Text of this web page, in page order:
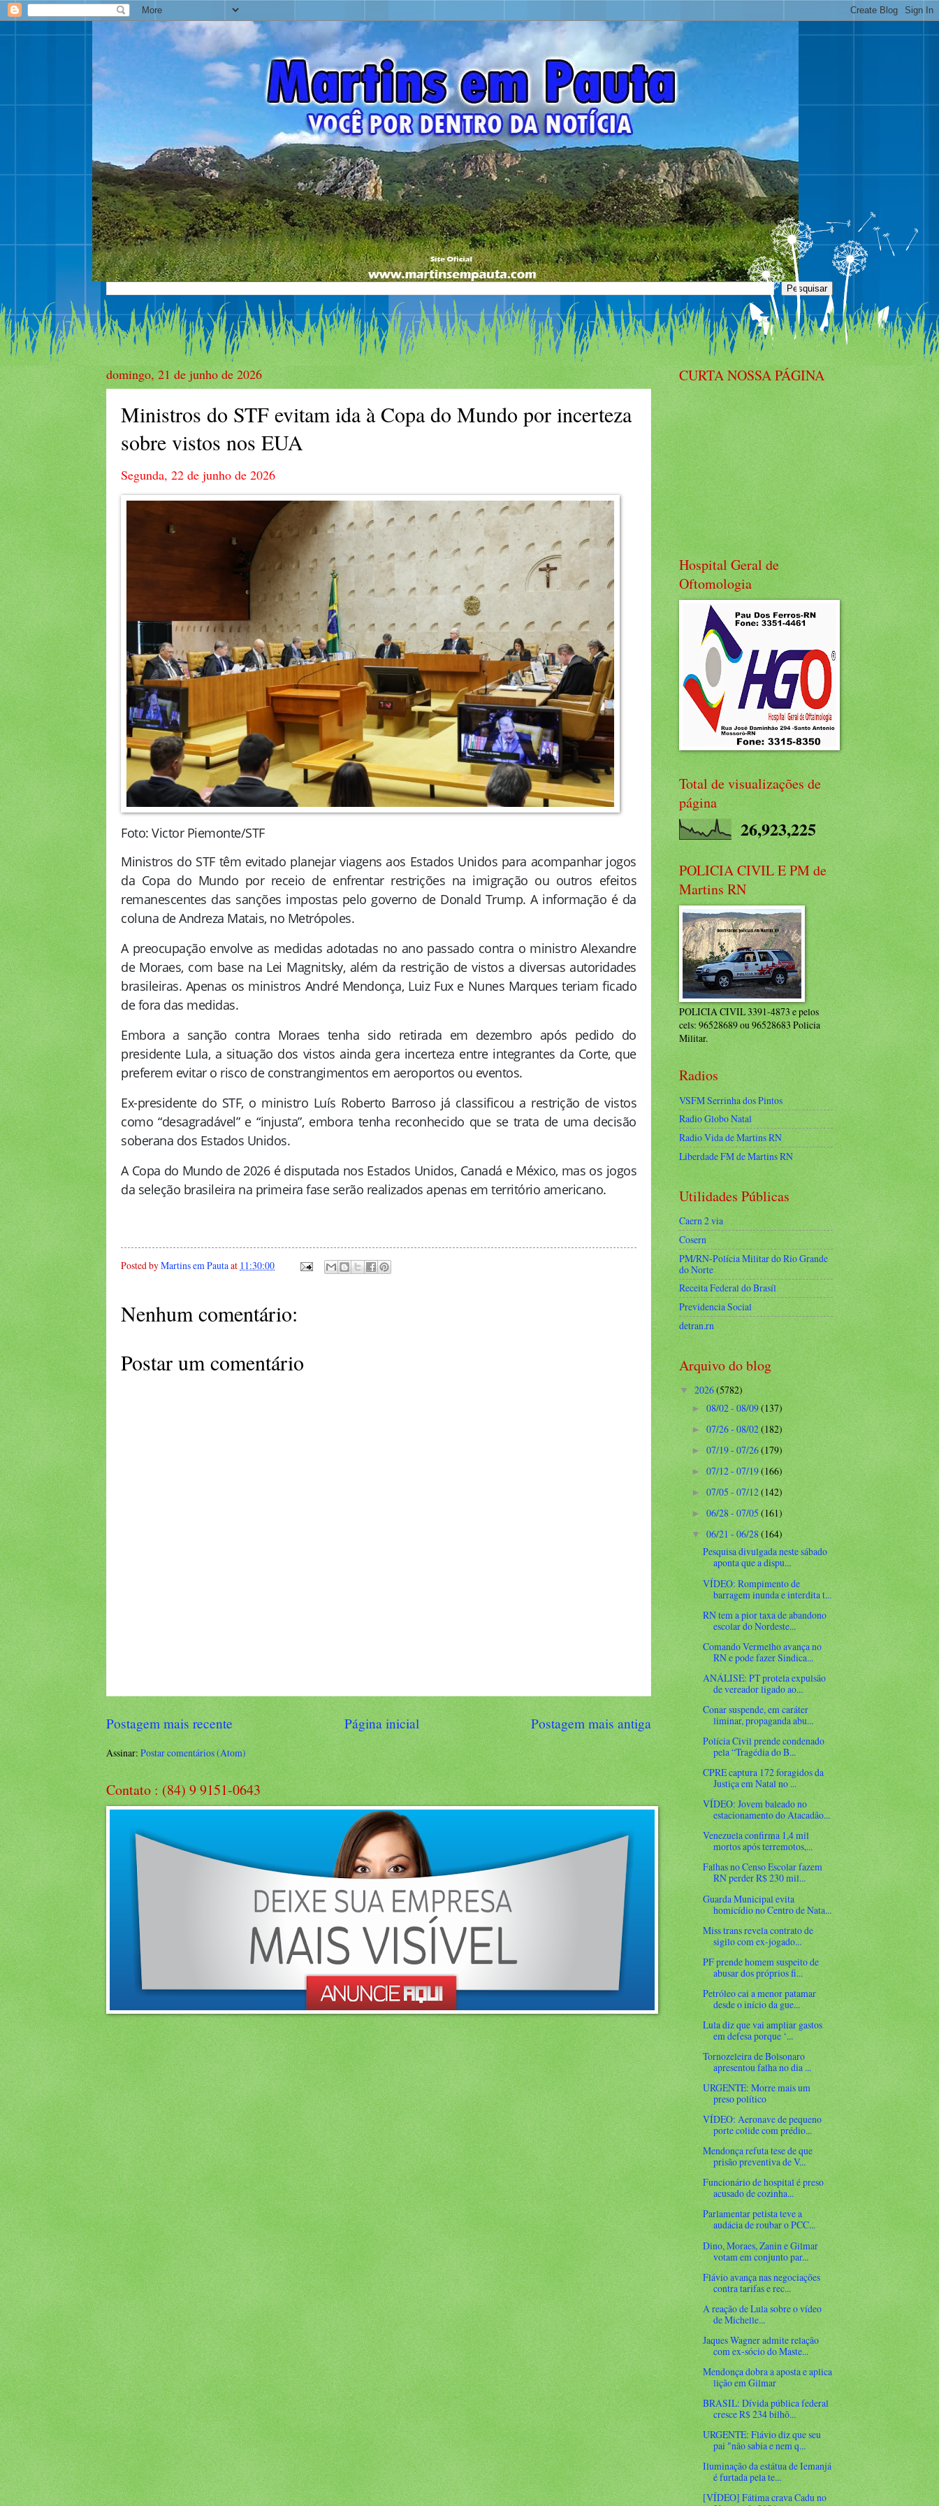
domingo, 21 de junho de 2026
Ministros do STF evitam ida à Copa do Mundo por incerteza
sobre vistos nos EUA
Segunda, 22 de junho de 2026
Foto: Victor Piemonte/STF
Ministros do STF têm evitado planejar viagens aos Estados Unidos para acompanhar jogos
da Copa do Mundo por receio de enfrentar restrições na imigração ou outros efeitos
remanescentes das sanções impostas pelo governo de Donald Trump. A informação é da
coluna de Andreza Matais, no Metrópoles.
A preocupação envolve as medidas adotadas no ano passado contra o ministro Alexandre
de Moraes, com base na Lei Magnitsky, além da restrição de vistos a diversas autoridades
brasileiras. Apenas os ministros André Mendonça, Luiz Fux e Nunes Marques teriam ficado
de fora das medidas.
Embora a sanção contra Moraes tenha sido retirada em dezembro após pedido do
presidente Lula, a situação dos vistos ainda gera incerteza entre integrantes da Corte, que
preferem evitar o risco de constrangimentos em aeroportos ou eventos.
Ex-presidente do STF, o ministro Luís Roberto Barroso já classificou a restrição de vistos
como “desagradável” e “injusta”, embora tenha reconhecido que se trata de uma decisão
soberana dos Estados Unidos.
A Copa do Mundo de 2026 é disputada nos Estados Unidos, Canadá e México, mas os jogos
da seleção brasileira na primeira fase serão realizados apenas em território americano.
Posted byMartins em Pauta at 11:30:00
Nenhum comentário:
Postar um comentário
Postagem mais recente Postagem mais antiga
Página inicial
Assinar:Postar comentários (Atom)
Contato : (84) 9 9151-0643
CURTA NOSSA PÁGINA
Hospital Geral de
Oftomologia
Total de visualizações de
página
26,923,225
POLICIA CIVIL E PM de
Martins RN
POLICIA CIVIL 3391-4873 e pelos
cels: 96528689 ou 96528683 Policia
Militar.
Radios
VSFM Serrinha dos Pintos
Radio Globo Natal
Radio Vida de Martins RN
Liberdade FM de Martins RN
Utilidades Públicas
Caern 2 via
Cosern
PM/RN-Polícia Militar do Rio Grande
do Norte
Receita Federal do Brasíl
Previdencia Social
detran.rn
Arquivo do blog
▼2026(5782)
►08/02 - 08/09(137)
►07/26 - 08/02(182)
►07/19 - 07/26(179)
►07/12 - 07/19(166)
►07/05 - 07/12(142)
►06/28 - 07/05(161)
▼06/21 - 06/28(164)
Pesquisa divulgada neste sábado
aponta que a dispu...
VÍDEO: Rompimento de
barragem inunda e interdita t...
RN tem a pior taxa de abandono
escolar do Nordeste...
Comando Vermelho avança no
RN e pode fazer Sindica...
ANÁLISE: PT protela expulsão
de vereador ligado ao...
Conar suspende, em caráter
liminar, propaganda abu...
Polícia Civil prende condenado
pela “Tragédia do B...
CPRE captura 172 foragidos da
Justiça em Natal no ...
VÍDEO: Jovem baleado no
estacionamento do Atacadão...
Venezuela confirma 1,4 mil
mortos após terremotos,...
Falhas no Censo Escolar fazem
RN perder R$ 230 mil...
Guarda Municipal evita
homicídio no Centro de Nata...
Miss trans revela contrato de
sigilo com ex-jogado...
PF prende homem suspeito de
abusar dos próprios fi...
Petróleo cai a menor patamar
desde o início da gue...
Lula diz que vai ampliar gastos
em defesa porque ‘...
Tornozeleira de Bolsonaro
apresentou falha no dia ...
URGENTE: Morre mais um
preso político
VÍDEO: Aeronave de pequeno
porte colide com prédio...
Mendonça refuta tese de que
prisão preventiva de V...
Funcionário de hospital é preso
acusado de cozinha...
Parlamentar petista teve a
audácia de roubar o PCC...
Dino, Moraes, Zanin e Gilmar
votam em conjunto par...
Flávio avança nas negociações
contra tarifas e rec...
A reação de Lula sobre o vídeo
de Michelle...
Jaques Wagner admite relação
com ex-sócio do Maste...
Mendonça dobra a aposta e aplica
lição em Gilmar
BRASIL: Dívida pública federal
cresce R$ 234 bilhõ...
URGENTE: Flávio diz que seu
pai "não sabia e nem q...
Iluminação da estátua de Iemanjá
é furtada pela te...
[VÍDEO] Fátima crava Cadu no